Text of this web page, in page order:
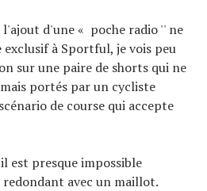
l'ajout d'une « poche radio '' ne
à Sportful, je vois peu
sur une paire de shorts qui ne
portés par un cycliste
de course qui accepte
est presque impossible
avec un maillot.